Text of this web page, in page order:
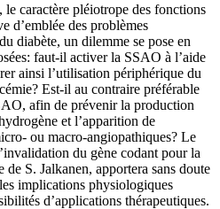
caractère pléiotrope des fonctions
d’emblée des problèmes
diabète, un dilemme se pose en
faut-il activer la SSAO à l’aide
ainsi l’utilisation périphérique du
Est-il au contraire préférable
afin de prévenir la production
et l’apparition de
ou macro-angiopathiques? Le
du gène codant pour la
S. Jalkanen, apportera sans doute
implications physiologiques
d’applications thérapeutiques.